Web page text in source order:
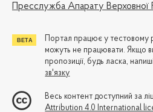
Пресслужба Апарату Верховної
Портал працює у тестовому
можуть не працювати. Якщо
пропозиції, будь ласка,
зв'язку
Весь контент доступний за
Attribution 4.0 International